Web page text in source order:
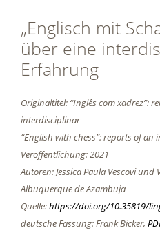
„Englisch mit
über eine
Erfahrung
Originaltitel: “Inglês com xadrez”:
interdisciplinar
“English with chess”: reports of
Veröffentlichung: 2021
Autoren: Jessica Paula Vescovi und
Albuquerque de Azambuja
Quelle:https://doi.org/10.35819/
deutsche Fassung: Frank Bicker,